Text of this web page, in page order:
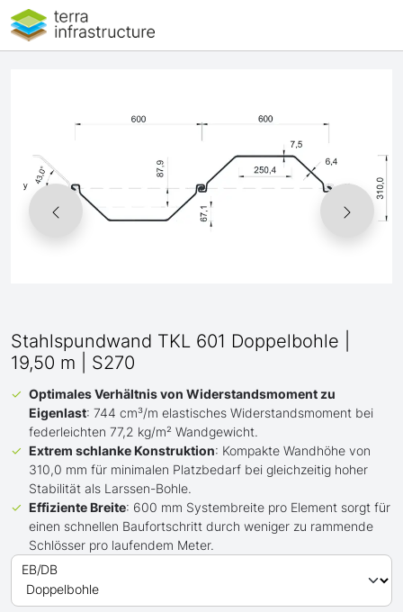
Stahlspundwand TKL 601 Doppelbohle |
19,50 m | S270
Optimales Verhältnis von Widerstandsmoment zu
Eigenlast: 744 cm³/m elastisches Widerstandsmoment bei
federleichten 77,2 kg/m² Wandgewicht.
Extrem schlanke Konstruktion: Kompakte Wandhöhe von
310,0 mm für minimalen Platzbedarf bei gleichzeitig hoher
Stabilität als Larssen-Bohle.
Effiziente Breite: 600 mm Systembreite pro Element sorgt für
einen schnellen Baufortschritt durch weniger zu rammende
Schlösser pro laufendem Meter.
EB/DB